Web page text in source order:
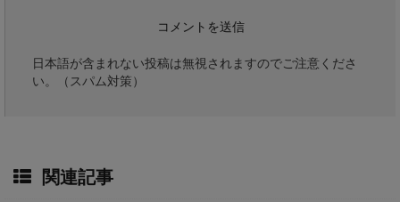
日本語が含まれない投稿は無視されますのでご注意くださ
い。（スパム対策）
関連記事